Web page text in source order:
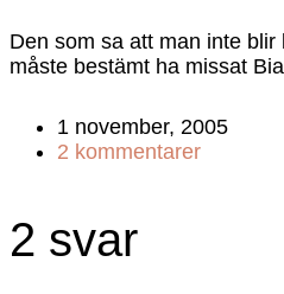
Den som sa att man inte blir
måste bestämt ha missat
1 november, 2005
2 kommentarer
2 svar